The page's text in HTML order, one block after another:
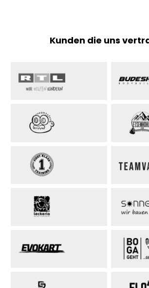
Kunden die uns